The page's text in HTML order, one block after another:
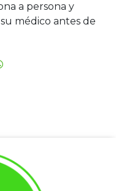
a persona y
médico antes de